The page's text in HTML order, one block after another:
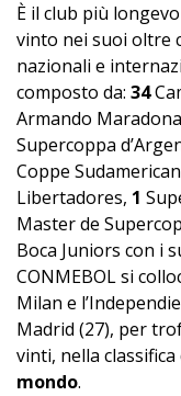
È il club più
vinto nei suoi oltre
nazionali e
composto da: 34
Armando
Supercoppa
Coppe
Libertadores, 1
Master de
Boca Juniors con i
CONMEBOL si
Milan e
Madrid (27), per
vinti, nella classifica
mondo.